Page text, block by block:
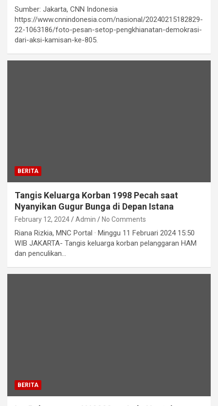
Sumber: Jakarta, CNN Indonesia
https://www.cnnindonesia.com/nasional/20240215182829-
22-1063186/foto-pesan-setop-pengkhianatan-demokrasi-
dari-aksi-kamisan-ke-805.
BERITA
Tangis Keluarga Korban 1998 Pecah saat
Nyanyikan Gugur Bunga di Depan Istana
February 12, 2024 Admin No Comments
Riana Rizkia, MNC Portal · Minggu 11 Februari 2024 15:50
WIB JAKARTA- Tangis keluarga korban pelanggaran HAM
dan penculikan…
BERITA